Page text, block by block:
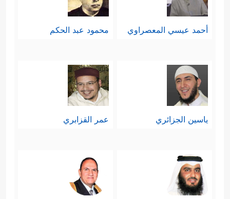
أحمد عيسي المعصراوي محمود عبد الحكم
ياسين الجزائري عمر القزابري